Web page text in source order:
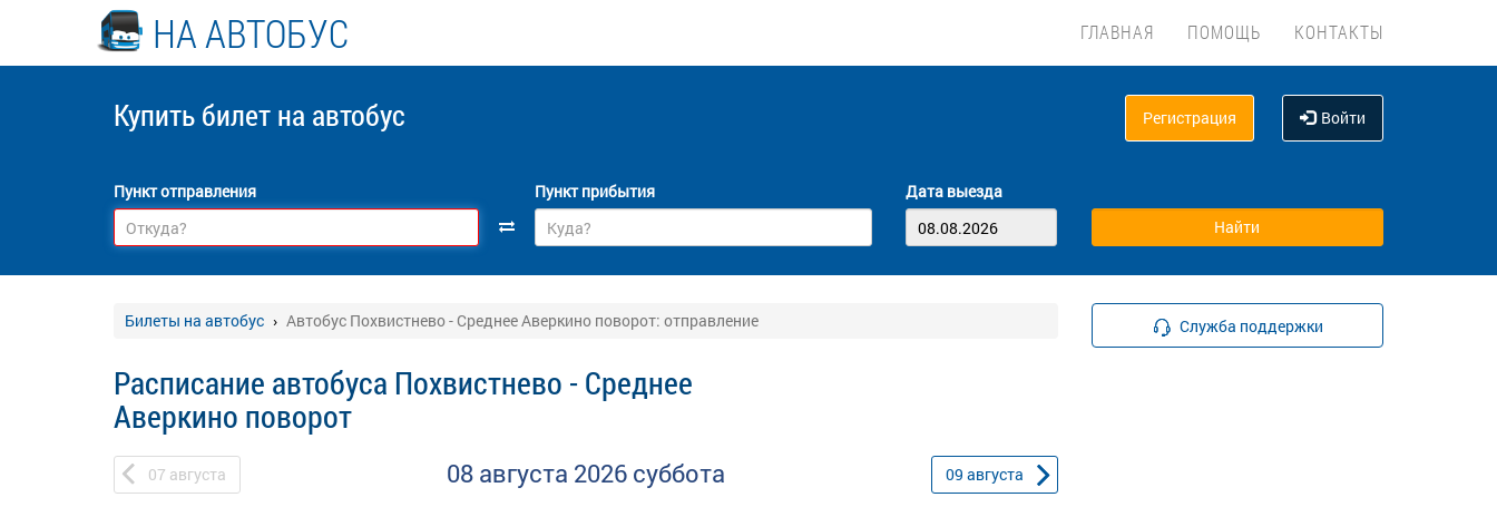
НА АВТОБУС ГЛАВНАЯ ПОМОЩЬ КОНТАКТЫ
Купить билет на автобус Регистрация Войти
Пункт отправления Пункт прибытия Дата выезда
Билеты на автобус Автобус Похвистнево - Среднее Аверкино поворот: отправление
Расписание автобуса Похвистнево - Среднее
Аверкино поворот
07 августа 08 августа 2026 суббота 09 августа
Служба поддержки